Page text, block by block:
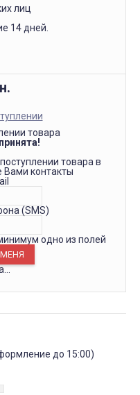
лиц
14 дней.
товара
товара в
Вами контакты
(SMS)
одно из полей
до 15:00)